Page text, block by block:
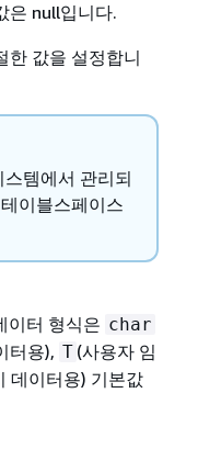
은 null입니다.
한 값을 설정합니
템에서 관리되
이블스페이스
이터 형식은 char
터용), T (사용자 임
데이터용) 기본값